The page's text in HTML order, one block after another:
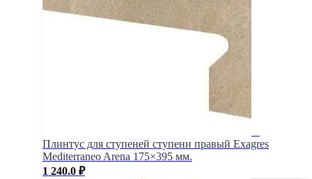
Плинтус для ступеней ступени правый Exagres
Mediterraneo Arena 175×395 мм.
1 240.0 ₽